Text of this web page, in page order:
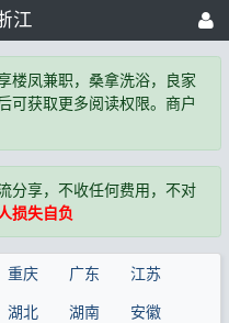
江
楼凤兼职，桑拿洗浴，良家
可获取更多阅读权限。商户
分享，不收任何费用，不对
损失自负
重庆 广东
江苏
湖北 湖南
安徽